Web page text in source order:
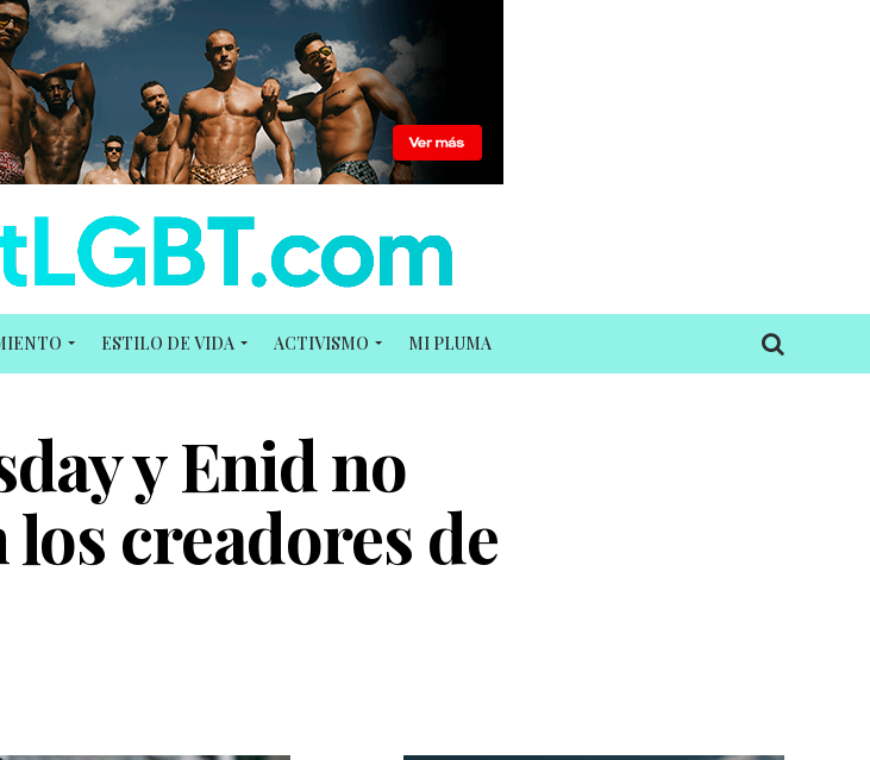
ESTILO DE VIDA ACTIVISMO MI PLUMA
y Enid no
creadores de